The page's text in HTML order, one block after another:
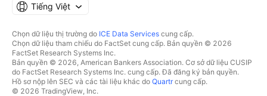
Tiếng Việt
Chọn dữ liệu thị trường do ICE Data Services cung cấp.
Chọn dữ liệu tham chiếu do FactSet cung cấp. Bản quyền © 2026
FactSet Research Systems Inc.
Bản quyền © 2026, American Bankers Association. Cơ sở dữ liệu CUSIP
do FactSet Research Systems Inc. cung cấp. Đã đăng ký bản quyền.
Hồ sơ nộp lên SEC và các tài liệu khác do Quartrcung cấp.
© 2026 TradingView, Inc.